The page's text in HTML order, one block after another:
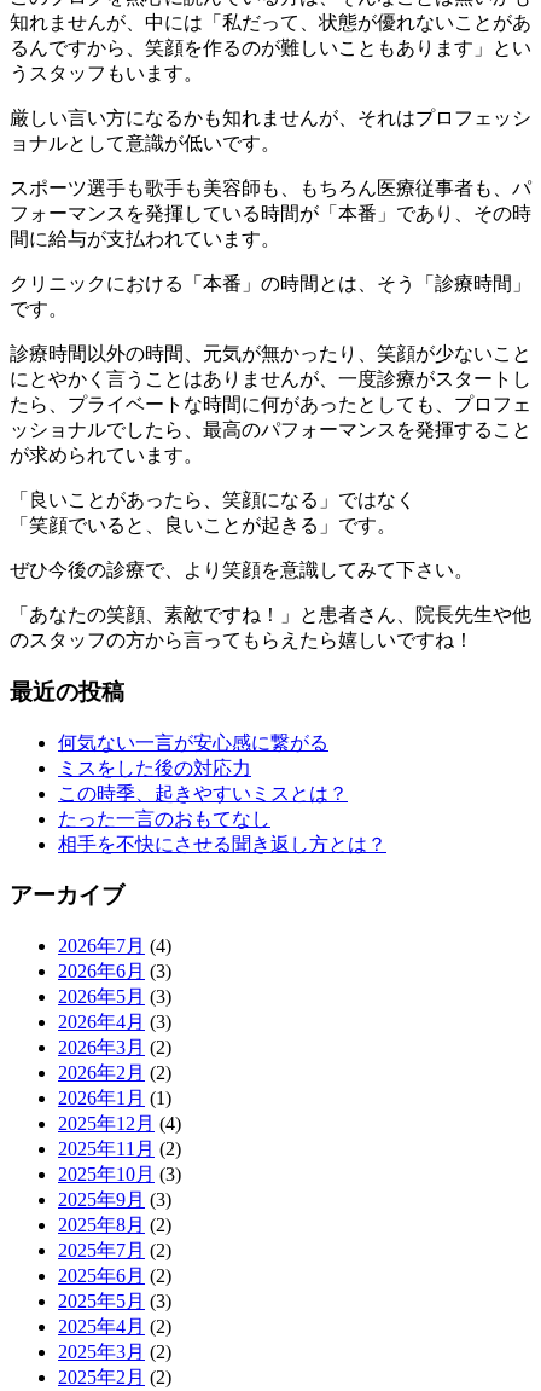
知れませんが、中には「私だって、状態が優れないことがあ
るんですから、笑顔を作るのが難しいこともあります」とい
うスタッフもいます。
厳しい言い方になるかも知れませんが、それはプロフェッシ
ョナルとして意識が低いです。
スポーツ選手も歌手も美容師も、もちろん医療従事者も、パ
フォーマンスを発揮している時間が「本番」であり、その時
間に給与が支払われています。
クリニックにおける「本番」の時間とは、そう「診療時間」
です。
診療時間以外の時間、元気が無かったり、笑顔が少ないこと
にとやかく言うことはありませんが、一度診療がスタートし
たら、プライベートな時間に何があったとしても、プロフェ
ッショナルでしたら、最高のパフォーマンスを発揮すること
が求められています。
「良いことがあったら、笑顔になる」ではなく
「笑顔でいると、良いことが起きる」です。
ぜひ今後の診療で、より笑顔を意識してみて下さい。
「あなたの笑顔、素敵ですね！」と患者さん、院長先生や他
のスタッフの方から言ってもらえたら嬉しいですね！
最近の投稿
何気ない一言が安心感に繋がる
ミスをした後の対応力
この時季、起きやすいミスとは？
たった一言のおもてなし
相手を不快にさせる聞き返し方とは？
アーカイブ
2026年7月 (4)
2026年6月 (3)
2026年5月 (3)
2026年4月 (3)
2026年3月 (2)
2026年2月 (2)
2026年1月 (1)
2025年12月 (4)
2025年11月 (2)
2025年10月 (3)
2025年9月 (3)
2025年8月 (2)
2025年7月 (2)
2025年6月 (2)
2025年5月 (3)
2025年4月 (2)
2025年3月 (2)
2025年2月 (2)